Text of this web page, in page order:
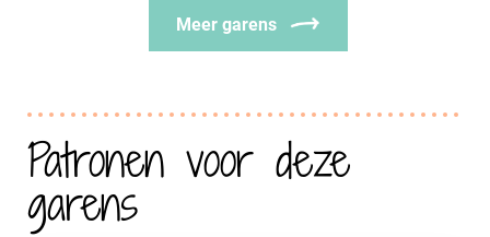
Meer garens
Patronen voor deze
garens